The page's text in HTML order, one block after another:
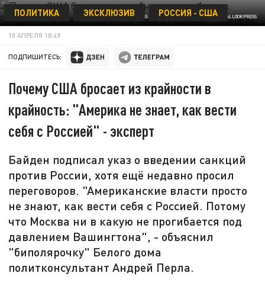
ФОТО: IMAGEBROKER/ERNST WRBA/GLOBALLOOKPRESS
ПОЛИТИКА ЭКСКЛЮЗИВ РОССИЯ - США
15 АПРЕЛЯ 18:49
ПОДПИШИТЕСЬ:
Почему США бросает из крайности в
крайность: "Америка не знает, как вести
себя с Россией" - эксперт
Байден подписал указ о введении санкций
против России, хотя ещё недавно просил
переговоров. "Американские власти просто
не знают, как вести себя с Россией. Потому
что Москва ни в какую не прогибается под
давлением Вашингтона", - объяснил
"биполярочку" Белого дома
политконсультант Андрей Перла.